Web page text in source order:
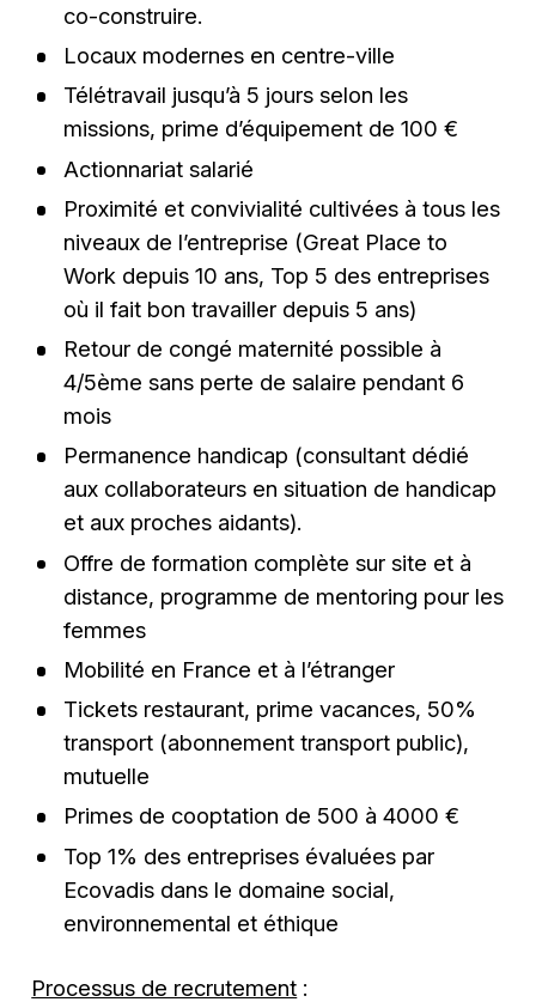
co-construire.
Locaux modernes en centre-ville
Télétravail jusqu’à 5 jours selon les
missions, prime d’équipement de 100 €
Actionnariat salarié
Proximité et convivialité cultivées à tous les
niveaux de l’entreprise (Great Place to
Work depuis 10 ans, Top 5 des entreprises
où il fait bon travailler depuis 5 ans)
Retour de congé maternité possible à
4/5ème sans perte de salaire pendant 6
mois
Permanence handicap (consultant dédié
aux collaborateurs en situation de handicap
et aux proches aidants).
Offre de formation complète sur site et à
distance, programme de mentoring pour les
femmes
Mobilité en France et à l’étranger
Tickets restaurant, prime vacances, 50%
transport (abonnement transport public),
mutuelle
Primes de cooptation de 500 à 4000 €
Top 1% des entreprises évaluées par
Ecovadis dans le domaine social,
environnemental et éthique
Processus de recrutement :